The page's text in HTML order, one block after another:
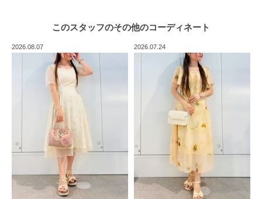
このスタッフのその他のコーディネート
2026.08.07 2026.07.24